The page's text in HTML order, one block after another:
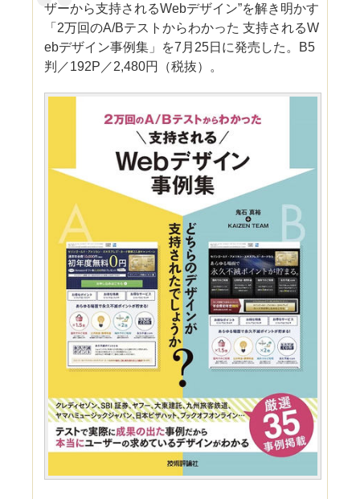
ザーから支持されるWebデザイン”を解き明かす
「2万回のA/Bテストからわかった 支持されるW
ebデザイン事例集」を7月25日に発売した。B5
判／192P／2,480円（税抜）。